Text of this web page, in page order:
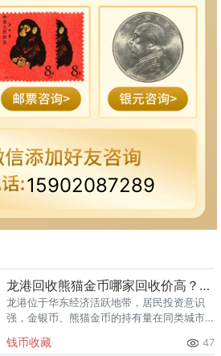
15902087289
龙港回收熊猫金币哪家回收价高？本地榜单
龙港位于华东经济活跃地带，居民投资意识
强，金银币、熊猫金币的持有量在同类城市
熊猫金币的需求就明显升温，但鱼龙混杂的
钱币收藏 47